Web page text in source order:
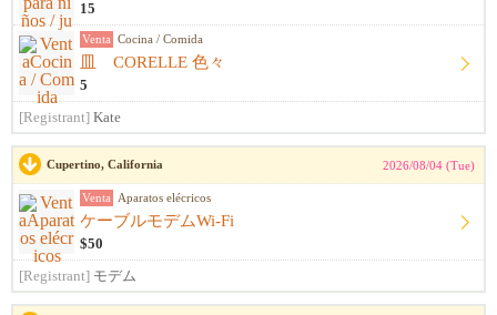
15
Venta Cocina / Comida
皿 CORELLE 色々
5
[Registrant] Kate
Cupertino, California 2026/08/04 (Tue)
Venta Aparatos elécricos
ケーブルモデムWi-Fi
$50
[Registrant] モデム